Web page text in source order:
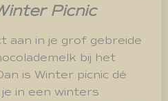
Picnic
aan in je grof gebreide
bij het
is Winter picnic dé
in een winters